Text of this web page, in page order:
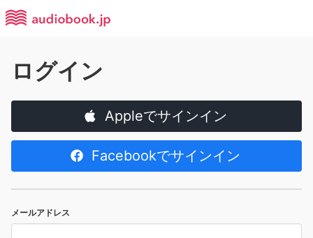
ログイン
Appleでサインイン
Facebookでサインイン
メールアドレス